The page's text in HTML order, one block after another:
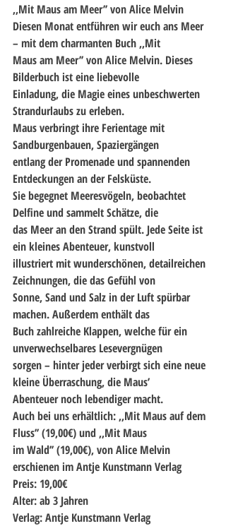
,,Mit Maus am Meer’’ von Alice Melvin
Diesen Monat entführen wir euch ans Meer
– mit dem charmanten Buch ,,Mit
Maus am Meer’’ von Alice Melvin. Dieses
Bilderbuch ist eine liebevolle
Einladung, die Magie eines unbeschwerten
Strandurlaubs zu erleben.
Maus verbringt ihre Ferientage mit
Sandburgenbauen, Spaziergängen
entlang der Promenade und spannenden
Entdeckungen an der Felsküste.
Sie begegnet Meeresvögeln, beobachtet
Delfine und sammelt Schätze, die
das Meer an den Strand spült. Jede Seite ist
ein kleines Abenteuer, kunstvoll
illustriert mit wunderschönen, detailreichen
Zeichnungen, die das Gefühl von
Sonne, Sand und Salz in der Luft spürbar
machen. Außerdem enthält das
Buch zahlreiche Klappen, welche für ein
unverwechselbares Lesevergnügen
sorgen – hinter jeder verbirgt sich eine neue
kleine Überraschung, die Maus’
Abenteuer noch lebendiger macht.
Auch bei uns erhältlich: ,,Mit Maus auf dem
Fluss’’ (19,00€) und ,,Mit Maus
im Wald’’ (19,00€), von Alice Melvin
erschienen im Antje Kunstmann Verlag
Preis: 19,00€
Alter: ab 3 Jahren
Verlag: Antje Kunstmann Verlag